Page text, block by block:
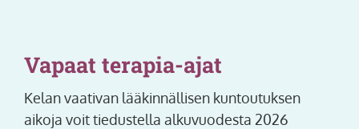
Vapaat terapia-ajat
Kelan vaativan lääkinnällisen kuntoutuksen
aikoja voit tiedustella alkuvuodesta 2026